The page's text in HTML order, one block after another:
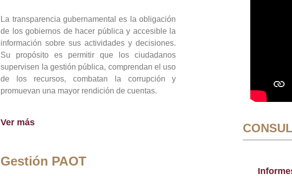
La transparencia gubernamental es la obligación
de los gobiernos de hacer pública y accesible la
información sobre sus actividades y decisiones.
Su propósito es permitir que los ciudadanos
supervisen la gestión pública, comprendan el uso
de los recursos, combatan la corrupción y
promuevan una mayor rendición de cuentas.
Ver más
Gestión PAOT